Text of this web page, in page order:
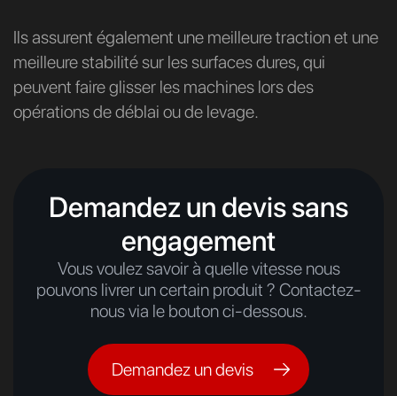
Ils assurent également une meilleure traction et une
meilleure stabilité sur les surfaces dures, qui
peuvent faire glisser les machines lors des
opérations de déblai ou de levage.
Demandez un devis sans
engagement
Vous voulez savoir à quelle vitesse nous
pouvons livrer un certain produit ? Contactez-
nous via le bouton ci-dessous.
Demandez un devis